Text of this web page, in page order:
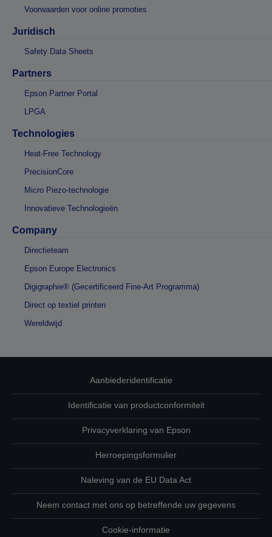
Voorwaarden voor online promoties
Juridisch
Safety Data Sheets
Partners
Epson Partner Portal
LPGA
Technologies
Heat-Free Technology
PrecisionCore
Micro Piezo-technologie
Innovatieve Technologieën
Company
Directieteam
Epson Europe Electronics
Digigraphie® (Gecertificeerd Fine-Art Programma)
Direct op textiel printen
Wereldwijd
Aanbiederidentificatie
Identificatie van productconformiteit
Privacyverklaring van Epson
Herroepingsformulier
Naleving van de EU Data Act
Neem contact met ons op betreffende uw gegevens
Cookie-informatie